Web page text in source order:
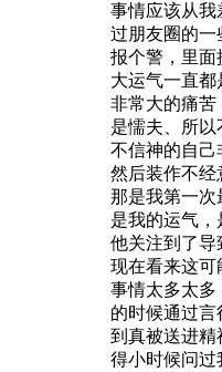
事情应该从我
过朋友圈的一
报个警，里面
大运气一直
非常大的痛苦
是懦夫、所
不信神的自己
然后装作不经
那是我第一次
是我的运气
他关注到了导
现在看来这可
事情太多太多
的时候通过
到真被送进精
得小时候问过